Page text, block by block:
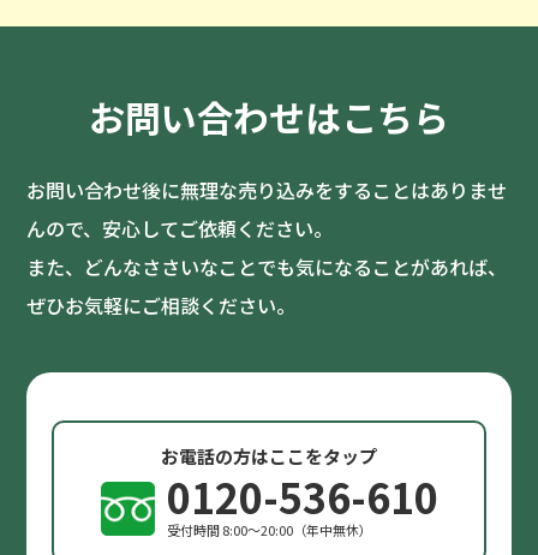
お問い合わせはこちら
お問い合わせ後に無理な売り込みをすることはありませ
んので、安心してご依頼ください。
また、どんなささいなことでも気になることがあれば、
ぜひお気軽にご相談ください。
お電話の方はここをタップ
0120-536-610
受付時間 8:00〜20:00（年中無休）